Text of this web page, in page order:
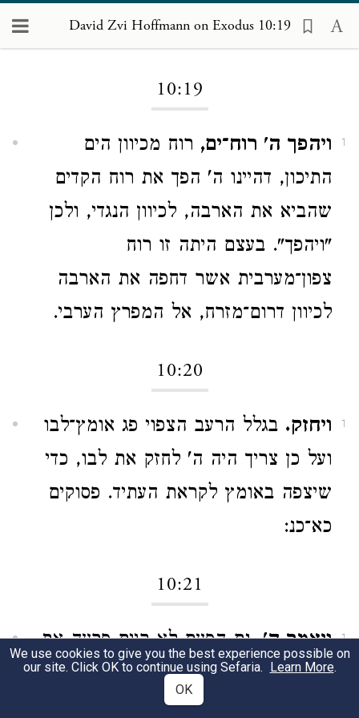
David Zvi Hoffmann on Exodus 10:19
10:19
1 ויהפך ה' רוח־ים, רוח מכיוון הים
התיכון, דהיינו ה' הפך את רוח הקדים
שהביא את הארבה, לכיוון הנגדי, ולכן
"ויהפך". בעצם היתה זו רוח
צפון־מערבית אשר דחפה את הארבה
לכיוון דרום־מזרח, אל המפרץ הערבי.
10:20
1 ויחזק. בגלל הרעב הצפוי פג אומץ־לבו
ועל כן צריך היה ה' לחזק את לבו, כדי
שיצפה באומץ לקראת העתיד. פסוקים
כא־כנ:
10:21
1 ויאמר ה'.גם הפעם לא קיים פרעה את
הבטחתו, ומה שאמר "אך הפעם" (יז)
כלל לא היה חשוב לו עוד
We use cookies to give you the best experience possible on
our site. Click OK to continue using Sefaria. Learn More.
OK